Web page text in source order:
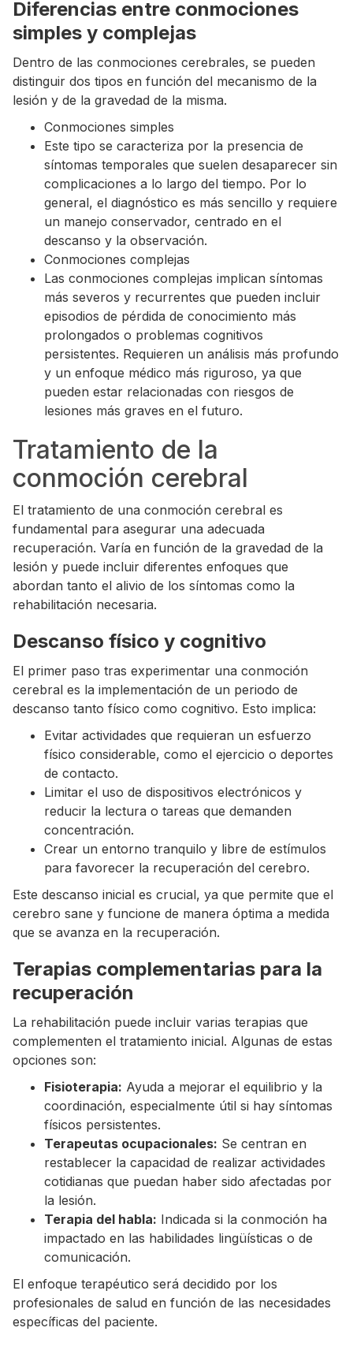
Diferencias entre conmociones
simples y complejas
Dentro de las conmociones cerebrales, se pueden
distinguir dos tipos en función del mecanismo de la
lesión y de la gravedad de la misma.
Conmociones simples
Este tipo se caracteriza por la presencia de
síntomas temporales que suelen desaparecer sin
complicaciones a lo largo del tiempo. Por lo
general, el diagnóstico es más sencillo y requiere
un manejo conservador, centrado en el
descanso y la observación.
Conmociones complejas
Las conmociones complejas implican síntomas
más severos y recurrentes que pueden incluir
episodios de pérdida de conocimiento más
prolongados o problemas cognitivos
persistentes. Requieren un análisis más profundo
y un enfoque médico más riguroso, ya que
pueden estar relacionadas con riesgos de
lesiones más graves en el futuro.
Tratamiento de la
conmoción cerebral
El tratamiento de una conmoción cerebral es
fundamental para asegurar una adecuada
recuperación. Varía en función de la gravedad de la
lesión y puede incluir diferentes enfoques que
abordan tanto el alivio de los síntomas como la
rehabilitación necesaria.
Descanso físico y cognitivo
El primer paso tras experimentar una conmoción
cerebral es la implementación de un periodo de
descanso tanto físico como cognitivo. Esto implica:
Evitar actividades que requieran un esfuerzo
físico considerable, como el ejercicio o deportes
de contacto.
Limitar el uso de dispositivos electrónicos y
reducir la lectura o tareas que demanden
concentración.
Crear un entorno tranquilo y libre de estímulos
para favorecer la recuperación del cerebro.
Este descanso inicial es crucial, ya que permite que el
cerebro sane y funcione de manera óptima a medida
que se avanza en la recuperación.
Terapias complementarias para la
recuperación
La rehabilitación puede incluir varias terapias que
complementen el tratamiento inicial. Algunas de estas
opciones son:
Fisioterapia: Ayuda a mejorar el equilibrio y la
coordinación, especialmente útil si hay síntomas
físicos persistentes.
Terapeutas ocupacionales: Se centran en
restablecer la capacidad de realizar actividades
cotidianas que puedan haber sido afectadas por
la lesión.
Terapia del habla: Indicada si la conmoción ha
impactado en las habilidades lingüísticas o de
comunicación.
El enfoque terapéutico será decidido por los
profesionales de salud en función de las necesidades
específicas del paciente.